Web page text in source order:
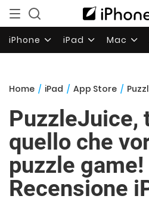
iPhone iPad Mac
Home / iPad / App Store /
PuzzleJuice,
quello che
puzzle game!
Recensione